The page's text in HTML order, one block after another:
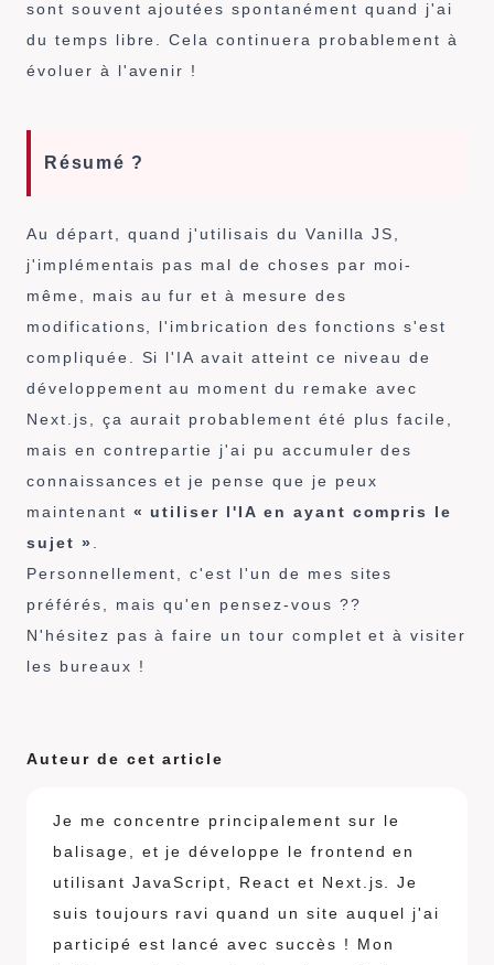
sont souvent ajoutées spontanément quand j'ai
du temps libre. Cela continuera probablement à
évoluer à l'avenir !
Résumé ?
Au départ, quand j'utilisais du Vanilla JS,
j'implémentais pas mal de choses par moi-
même, mais au fur et à mesure des
modifications, l'imbrication des fonctions s'est
compliquée. Si l'IA avait atteint ce niveau de
développement au moment du remake avec
Next.js, ça aurait probablement été plus facile,
mais en contrepartie j'ai pu accumuler des
connaissances et je pense que je peux
maintenant « utiliser l'IA en ayant compris le
sujet ».
Personnellement, c'est l'un de mes sites
préférés, mais qu'en pensez-vous ??
N'hésitez pas à faire un tour complet et à visiter
les bureaux !
Auteur de cet article
Je me concentre principalement sur le
balisage, et je développe le frontend en
utilisant JavaScript, React et Next.js. Je
suis toujours ravi quand un site auquel j'ai
participé est lancé avec succès ! Mon